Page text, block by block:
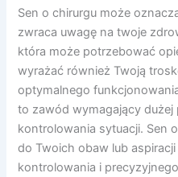
Sen o chirurgu może
zwraca uwagę na twoje
która może potrzebować
wyrażać również Twoją
optymalnego
to zawód wymagający dużej
kontrolowania sytuacji. Sen
do Twoich obaw lub
kontrolowania i